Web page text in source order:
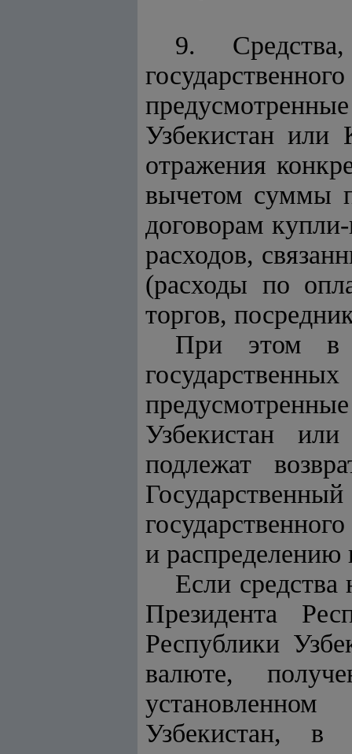
9.
Узбекистан или
отражения
вычетом суммы
договорам
расходов,
(расходы по
торгов,
При этом в
Узбекистан
подлежат
и
Если
Президента
Республики
валюте,
Узбекистан, в